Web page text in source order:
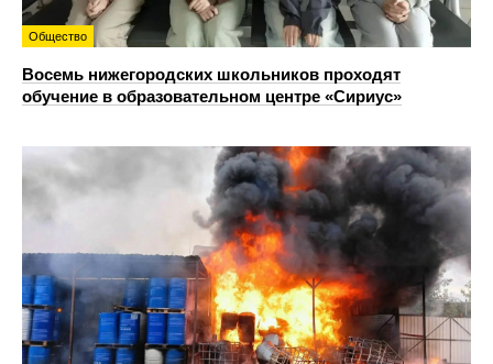
Общество
Восемь нижегородских школьников проходят
обучение в образовательном центре «Сириус»